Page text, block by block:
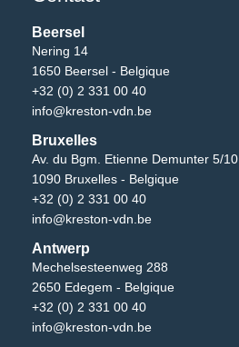
Beersel
Nering 14
1650 Beersel - Belgique
+32 (0) 2 331 00 40
info@kreston-vdn.be
Bruxelles
Av. du Bgm. Etienne Demunter 5/10
1090 Bruxelles - Belgique
+32 (0) 2 331 00 40
info@kreston-vdn.be
Antwerp
Mechelsesteenweg 288
2650 Edegem - Belgique
+32 (0) 2 331 00 40
info@kreston-vdn.be